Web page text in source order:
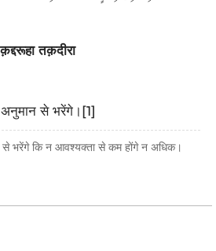
तक़दीरा
से भरेंगे।[1]
भरेंगे कि न आवश्यक्ता से कम होंगे न अधिक।